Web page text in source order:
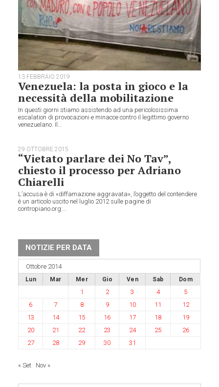
13 FEBBRAIO 2019
Venezuela: la posta in gioco e la
necessità della mobilitazione
In questi giorni stiamo assistendo ad una pericolosissima
escalation di provocazioni e minacce contro il legittimo governo
venezuelano. Il...
29 OTTOBRE 2015
“Vietato parlare dei No Tav”,
chiesto il processo per Adriano
Chiarelli
L’accusa è di «diffamazione aggravata», l’oggetto del contendere
è un articolo uscito nel luglio 2012 sulle pagine di
contropiano.org:...
NOTIZIE PER DATA
Ottobre 2014
Lun Mar Mer Gio Ven Sab Dom
1 2 3 4
5
6
7 8 9 10 11
12
13
14 15 16 17 18
19
20
21 22 23 24 25
26
27
28 29 30 31
« Set Nov »